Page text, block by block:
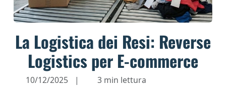
La Logistica dei Resi: Reverse
Logistics per E-commerce
10/12/2025 | 3 min lettura